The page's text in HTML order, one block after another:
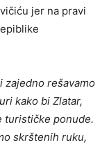
jer na pravi
zajedno rešavamo
kako bi Zlatar,
turističke ponude.
skrštenih ruku,